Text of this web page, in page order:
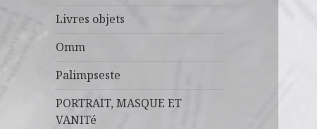
Livres objets
Omm
Palimpseste
PORTRAIT, MASQUE ET
VANITé